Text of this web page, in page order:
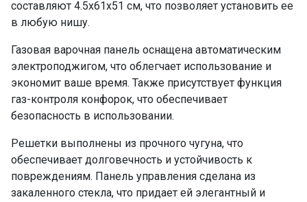
составляют 4.5х61х51 см, что позволяет установить ее
в любую нишу.
Газовая варочная панель оснащена автоматическим
электроподжигом, что облегчает использование и
экономит ваше время. Также присутствует функция
газ-контроля конфорок, что обеспечивает
безопасность в использовании.
Решетки выполнены из прочного чугуна, что
обеспечивает долговечность и устойчивость к
повреждениям. Панель управления сделана из
закаленного стекла, что придает ей элегантный и